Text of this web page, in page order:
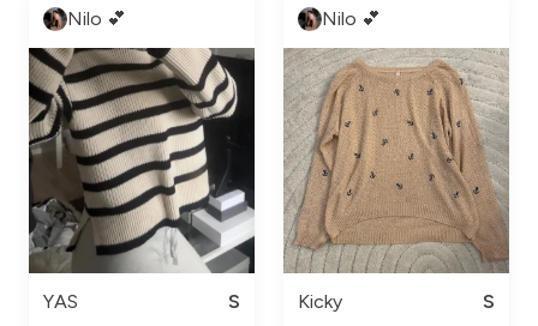
Nilo 💕
YAS
S
Nilo 💕
Kicky
S